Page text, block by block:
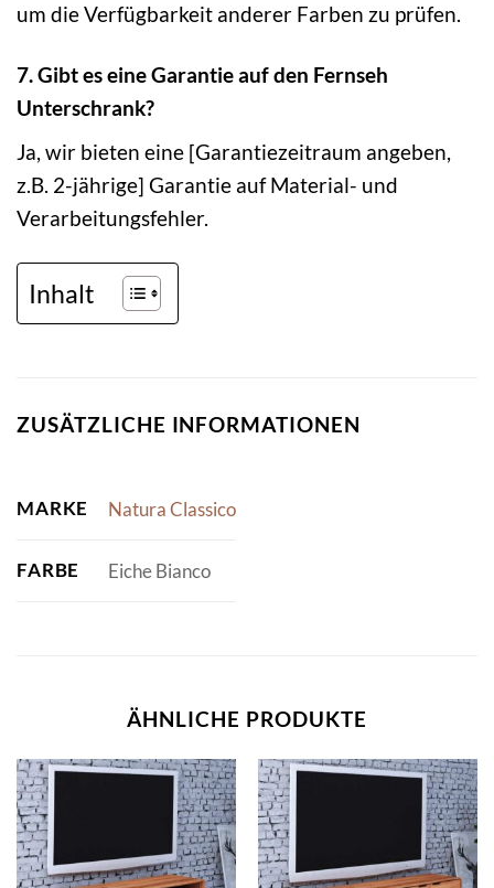
um die Verfügbarkeit anderer Farben zu prüfen.
7. Gibt es eine Garantie auf den Fernseh
Unterschrank?
Ja, wir bieten eine [Garantiezeitraum angeben,
z.B. 2-jährige] Garantie auf Material- und
Verarbeitungsfehler.
Inhalt
ZUSÄTZLICHE INFORMATIONEN
MARKE Natura Classico
FARBE Eiche Bianco
ÄHNLICHE PRODUKTE